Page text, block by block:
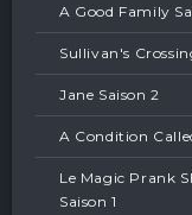
A Good Family
Sullivan's
Jane Saison 2
A Condition
Le Magic Prank
Saison 1